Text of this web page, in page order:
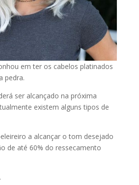
em ter os cabelos platinados
pedra.
ser alcançado na próxima
existem alguns tipos de
a alcançar o tom desejado
de até 60% do ressecamento